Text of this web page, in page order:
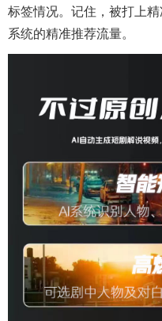
标签情况。记住，被打上
系统的精准推荐流量。